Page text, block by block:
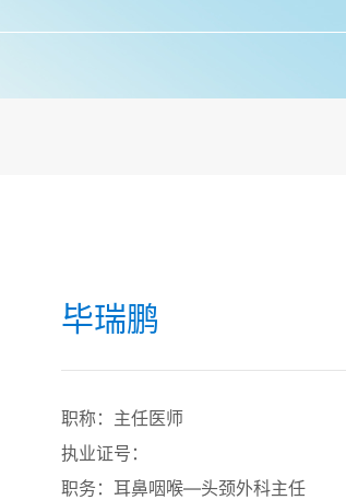
毕瑞鹏
职称：主任医师
执业证号：
职务：耳鼻咽喉—头颈外科主任